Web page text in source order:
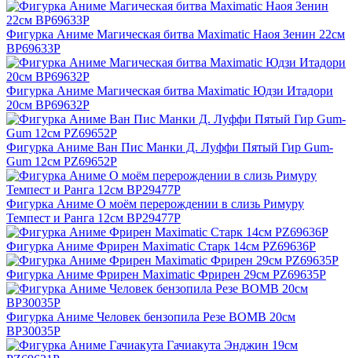
Фигурка Аниме Магическая битва Maximatic Наоя Зенин 22см
BP69633P
Фигурка Аниме Магическая битва Maximatic Юдзи Итадори
20см BP69632P
Фигурка Аниме Ван Пис Манки Д. Луффи Пятый Гир Gum-
Gum 12см PZ69652P
Фигурка Аниме О моём перерождении в слизь Римуру
Темпест и Ранга 12см BP29477P
Фигурка Аниме Фрирен Maximatic Старк 14см PZ69636P
Фигурка Аниме Фрирен Maximatic Фрирен 29см PZ69635P
Фигурка Аниме Человек бензопила Резе BOMB 20см
BP30035P